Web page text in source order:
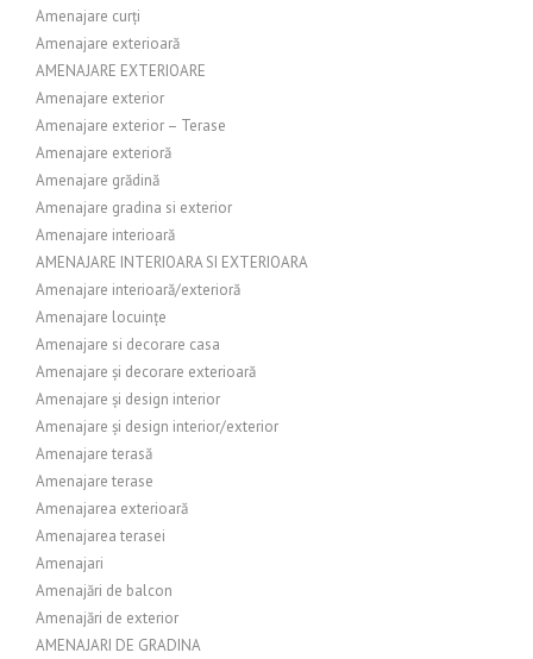
Amenajare curți
Amenajare exterioară
AMENAJARE EXTERIOARE
Amenajare exterior
Amenajare exterior – Terase
Amenajare exterioră
Amenajare grădină
Amenajare gradina si exterior
Amenajare interioară
AMENAJARE INTERIOARA SI EXTERIOARA
Amenajare interioară/exterioră
Amenajare locuințe
Amenajare si decorare casa
Amenajare și decorare exterioară
Amenajare și design interior
Amenajare și design interior/exterior
Amenajare terasă
Amenajare terase
Amenajarea exterioară
Amenajarea terasei
Amenajari
Amenajări de balcon
Amenajări de exterior
AMENAJARI DE GRADINA